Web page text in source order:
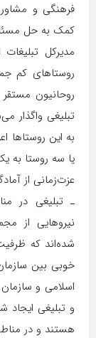
فرهنگی و
کمک به حل
مدیرکل
روستاهای کم
روحانیون
تبلیغی واگذار
به این روستاها
یا سه روستا به
ـ تبلیغی در
نیروهایی از
شده‌اند که
خوبی بین سازمان
اسلامی و
و تبلیغی
هستند و در